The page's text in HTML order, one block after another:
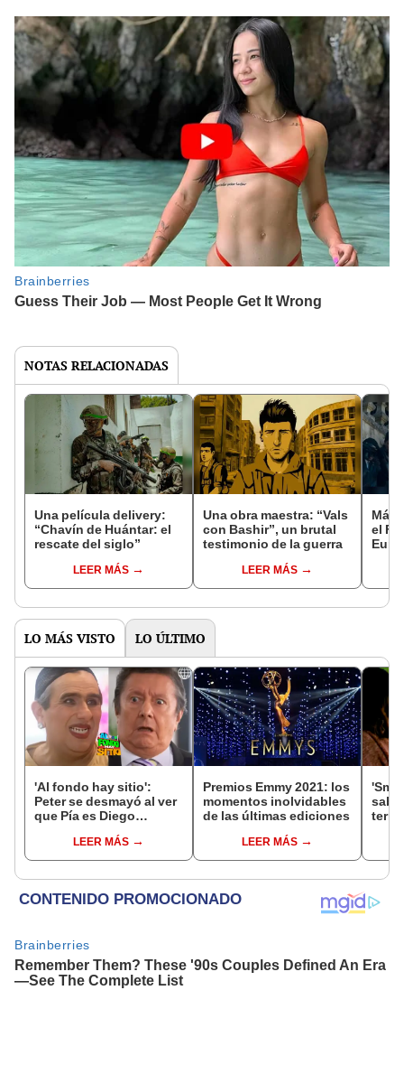
NOTAS RELACIONADAS
Una película delivery:
“Chavín de Huántar: el
rescate del siglo”
LEER MÁS
Una obra maestra: “Vals
con Bashir”, un brutal
testimonio de la guerra
LEER MÁS
Más
el
LO MÁS VISTO LO ÚLTIMO
'Al fondo hay sitio':
Peter se desmayó al ver
que Pía es Diego
LEER MÁS
Premios Emmy 2021: los
momentos inolvidables
de las últimas ediciones
LEER MÁS
sabe